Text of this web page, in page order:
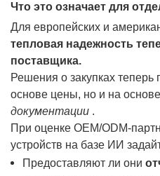
Что это означает для
Для европейских и
тепловая надежность
поставщика.
Решения о закупках
основе цены, но и на основе
документации .
При оценке OEM/ODM-
устройств на базе ИИ
Предоставляют ли они